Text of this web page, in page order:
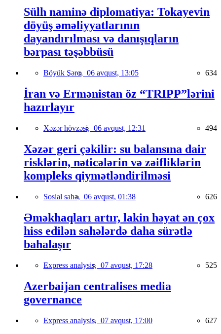
Sülh naminə diplomatiya: Tokayevin
döyüş əməliyyatlarının
dayandırılması və danışıqların
bərpası təşəbbüsü
Böyük Şərq, 06 avqust, 13:05 634
İran və Ermənistan öz “TRIPP”lərini
hazırlayır
Xəzər hövzəsi, 06 avqust, 12:31 494
Xəzər geri çəkilir: su balansına dair
risklərin, nəticələrin və zəifliklərin
kompleks qiymətləndirilməsi
Sosial sahə, 06 avqust, 01:38 626
Əməkhaqları artır, lakin həyat ən çox
hiss edilən sahələrdə daha sürətlə
bahalaşır
Express analysis, 07 avqust, 17:28 525
Azerbaijan centralises media
governance
Express analysis, 07 avqust, 17:00 627